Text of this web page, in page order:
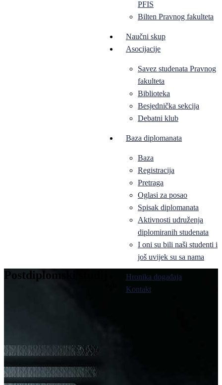
PFIS
Bilten Pravnog fakulteta
Naučni skup
Asocijacije
Savez studenata Pravnog
fakulteta
Biblioteka
Besjednička sekcija
Debatni klub
Baza diplomanata
Baza
Registracija
Pretraga
Oglasi za posao
Spisak diplomanata
Aktivnosti udruženja
diplomiranih studenata
I oni su bili naši studenti i
još uvijek su sa nama
Hronika događaja
Kontakt
Postdiplomski studij